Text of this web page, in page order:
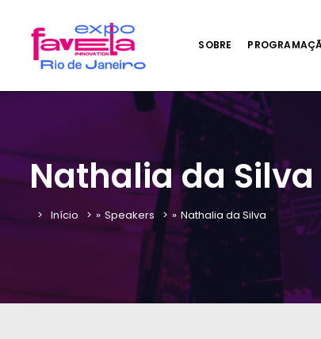
SOBRE
Nathalia da Silva
Início » Speakers » Nathalia da Silva